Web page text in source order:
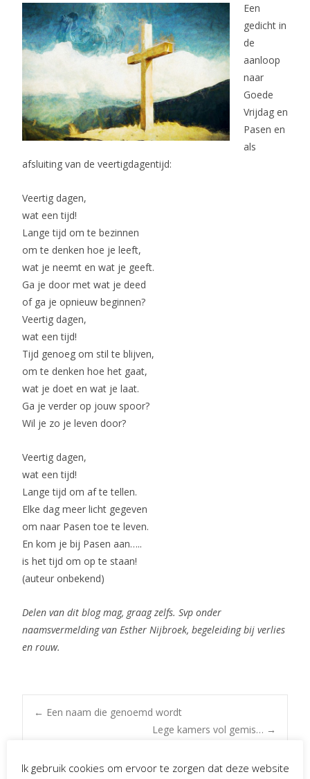
Een
gedicht in
de
aanloop
naar
Goede
Vrijdag en
Pasen en
als
afsluiting van de veertigdagentijd:
Veertig dagen,
wat een tijd!
Lange tijd om te bezinnen
om te denken hoe je leeft,
wat je neemt en wat je geeft.
Ga je door met wat je deed
of ga je opnieuw beginnen?
Veertig dagen,
wat een tijd!
Tijd genoeg om stil te blijven,
om te denken hoe het gaat,
wat je doet en wat je laat.
Ga je verder op jouw spoor?
Wil je zo je leven door?
Veertig dagen,
wat een tijd!
Lange tijd om af te tellen.
Elke dag meer licht gegeven
om naar Pasen toe te leven.
En kom je bij Pasen aan…..
is het tijd om op te staan!
(auteur onbekend)
Delen van dit blog mag, graag zelfs. Svp onder
naamsvermelding van Esther Nijbroek, begeleiding bij verlies
en rouw.
Post
navigation
← Een naam die genoemd wordt
Lege kamers vol gemis… →
Ik gebruik cookies om ervoor te zorgen dat deze website